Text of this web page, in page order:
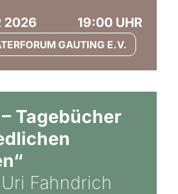
2026 19:00 UHR
GAUTING E.V.
– Tagebücher
Fahndrich